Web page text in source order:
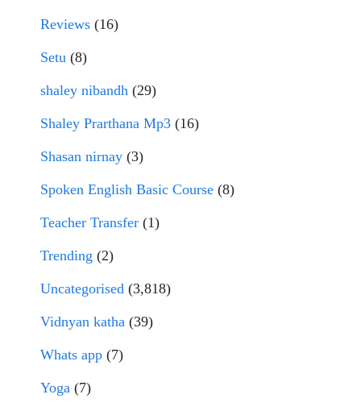
Reviews (16)
Setu (8)
shaley nibandh (29)
Shaley Prarthana Mp3 (16)
Shasan nirnay (3)
Spoken English Basic Course (8)
Teacher Transfer (1)
Trending (2)
Uncategorised (3,818)
Vidnyan katha (39)
Whats app (7)
Yoga (7)